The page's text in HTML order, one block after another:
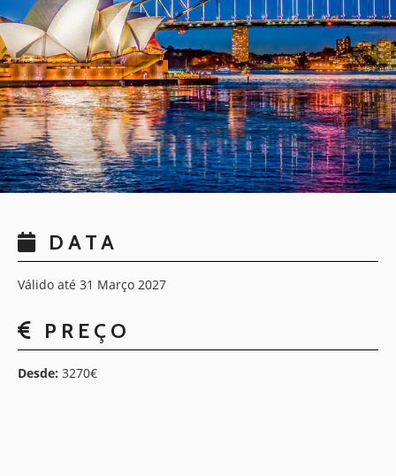
DATA
Válido até 31 Março 2027
PREÇO
Desde: 3270€